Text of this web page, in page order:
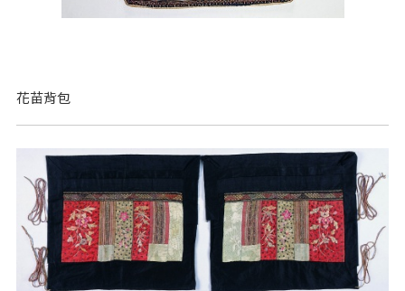
花苗背包